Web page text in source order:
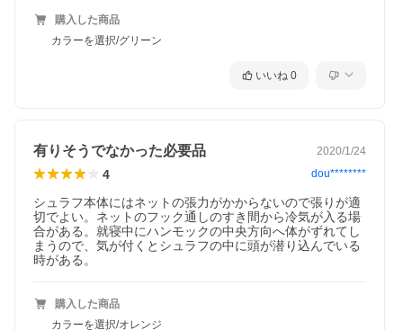
購入した商品
カラーを選択/グリーン
いいね 0
有りそうでなかった必要品 2020/1/24
4 dou********
シュラフ本体にはネットの張力がかからないので張りが適
切でよい。ネットのフック通しのすき間から冷気が入る場
合がある。就寝中にハンモックの中央方向へ体がずれてし
まうので、気が付くとシュラフの中に頭が潜り込んでいる
時がある。
購入した商品
カラーを選択/オレンジ